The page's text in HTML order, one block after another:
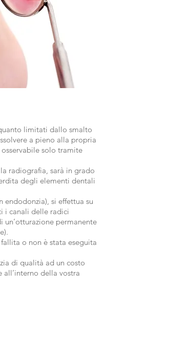
limitati dallo smalto
a pieno alla propria
solo tramite
radiografia, sarà in grado
degli elementi dentali
si effettua su
i canali delle radici
un’otturazione permanente
o non è stata eseguita
di qualità ad un costo
della vostra